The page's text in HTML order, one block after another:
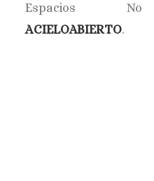
Espacios No
ACIELOABIERTO.